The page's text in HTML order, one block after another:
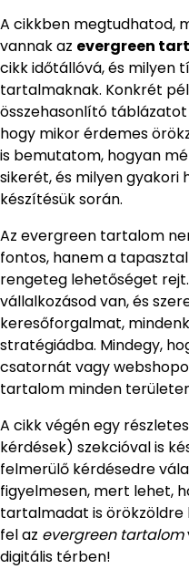
A cikkben megtudhatod,
vannak az evergreen
cikk időtállóvá, és milyen
tartalmaknak. Konkrét
összehasonlító
hogy mikor érdemes
is bemutatom, hogyan
sikerét, és milyen gyakori
készítésük során.
Az evergreen tartalom
fontos, hanem a
rengeteg lehetőséget
vállalkozásod van, és
keresőforgalmat,
stratégiádba. Mindegy,
csatornát vagy
tartalom minden
A cikk végén egy
kérdések) szekcióval is
felmerülő kérdésedre
figyelmesen, mert lehet,
tartalmadat is örökzöldre
fel az evergreen tartalom
digitális térben!